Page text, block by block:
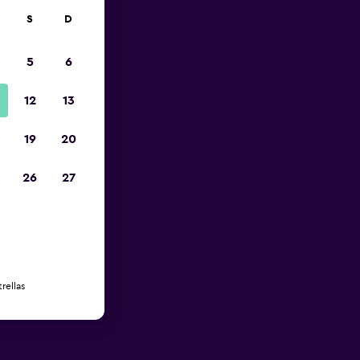
S D
5 6
12 13
19 20
26 27